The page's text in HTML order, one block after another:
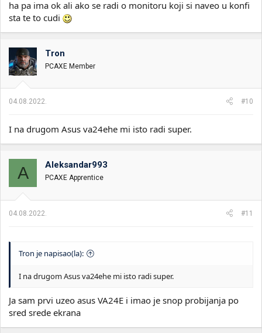
ha pa ima ok ali ako se radi o monitoru koji si naveo u konfi
sta te to cudi
Tron
PCAXE Member
04.08.2022. #10
I na drugom Asus va24ehe mi isto radi super.
A Aleksandar993
PCAXE Apprentice
04.08.2022. #11
Tron je napisao(la):
I na drugom Asus va24ehe mi isto radi super.
Ja sam prvi uzeo asus VA24E i imao je snop probijanja po
sred srede ekrana